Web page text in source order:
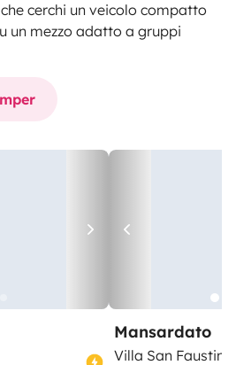
cerchi un veicolo compatto
un mezzo adatto a gruppi
Mansardato
Villa San Faustino